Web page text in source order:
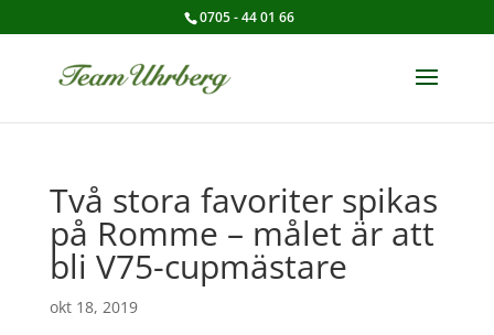
0705 - 44 01 66
Två stora favoriter spikas
på Romme – målet är att
bli V75-cupmästare
okt 18, 2019